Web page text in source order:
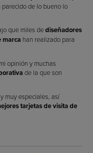
parecido de lo bueno lo
que miles dediseñadores
marca han realizado para
opinión y muchas
de la que son
muy especiales, así
tarjetas de visita de